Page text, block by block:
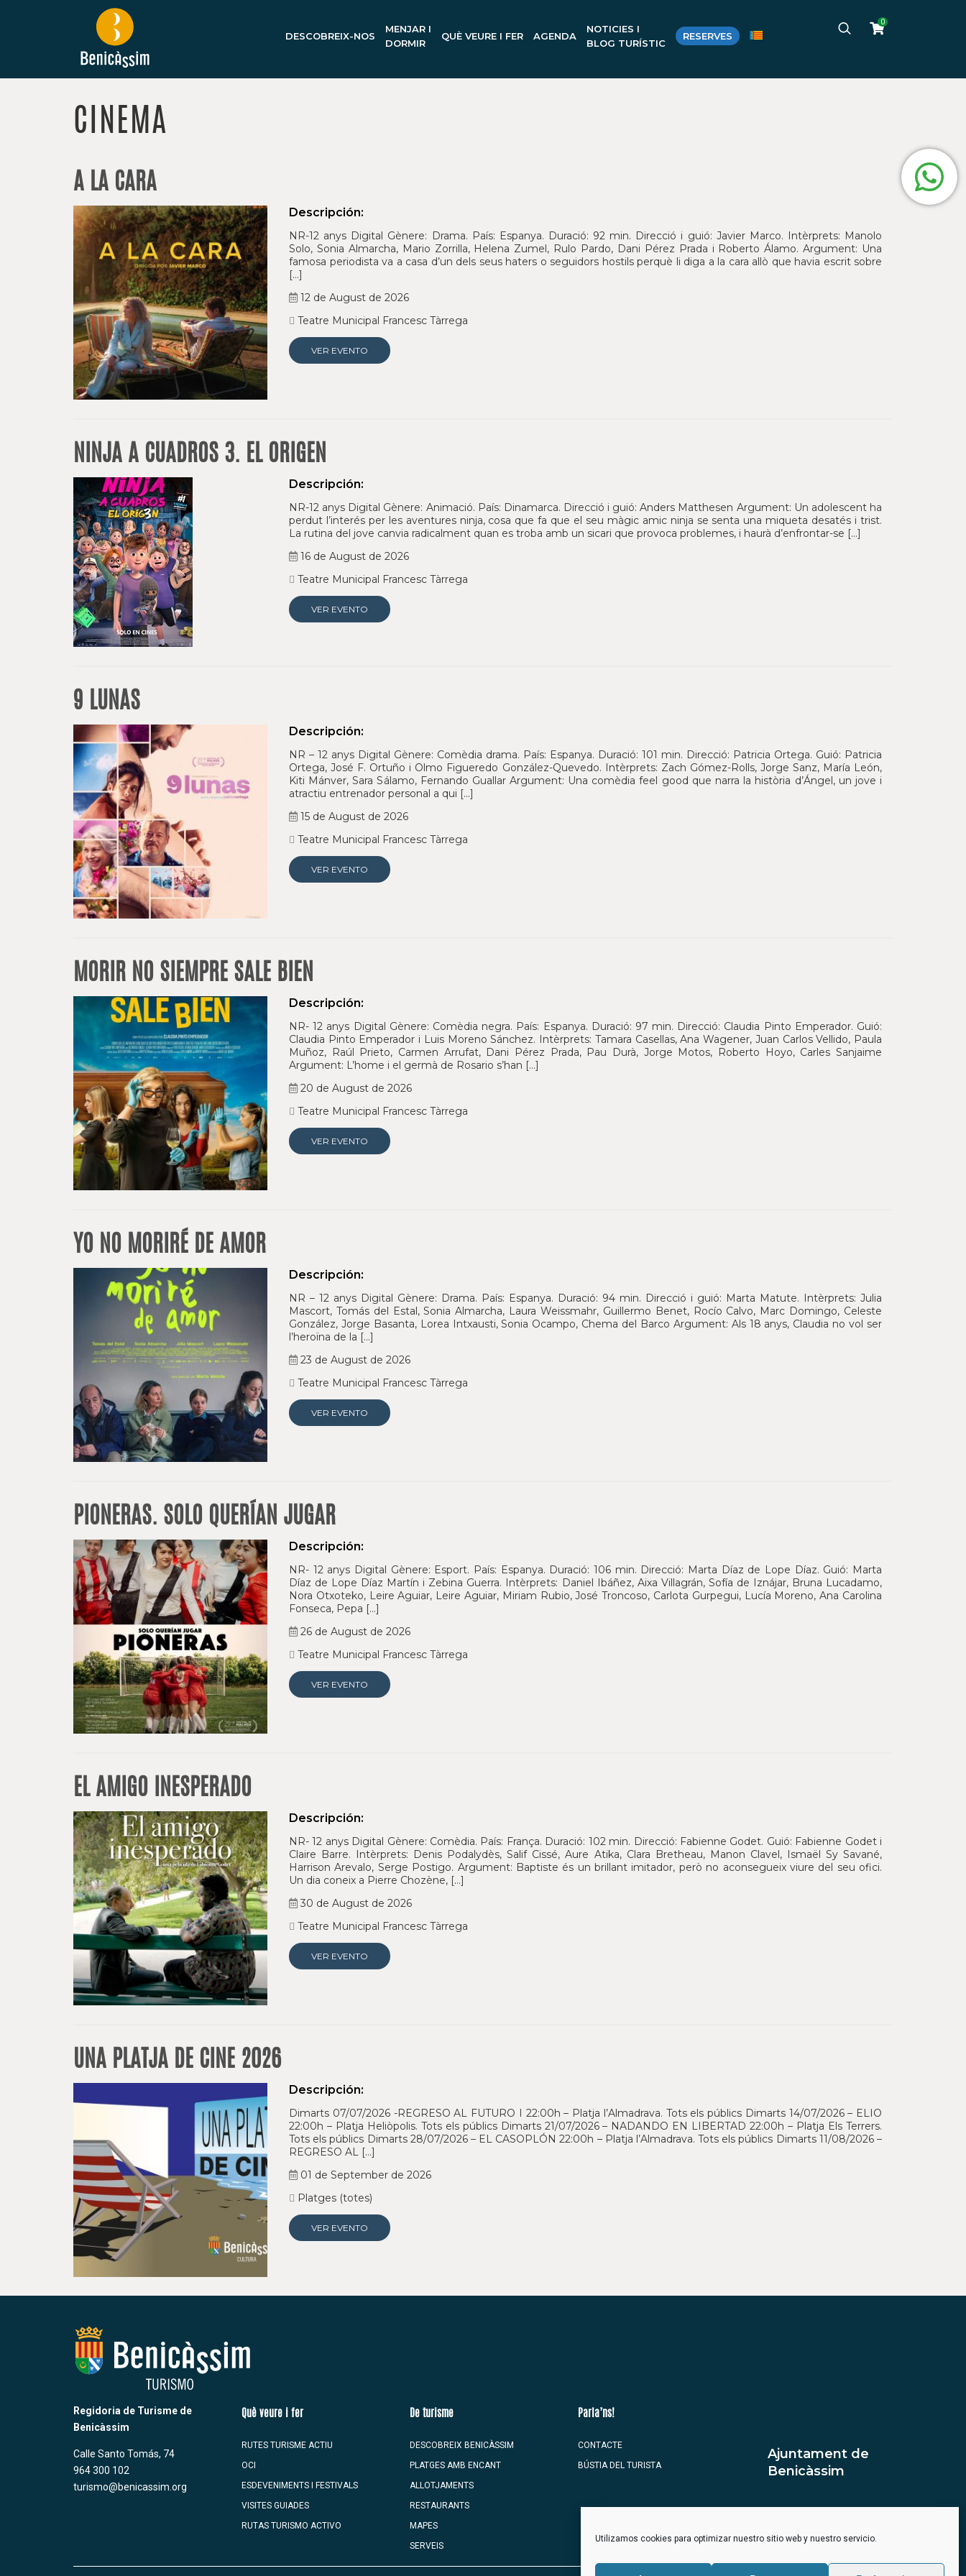
Utilizamos cookies para optimizar nuestro sitio web y nuestro servicio.
DESCOBREIX-NOS
MENJAR I
DORMIR
QUÈ VEURE I FER AGENDA
NOTICIES I
BLOG TURÍSTIC
RESERVES
0
CINEMA
A LA CARA
Descripción:
NR-12 anys Digital Gènere: Drama. País: Espanya. Duració: 92 min. Direcció i guió: Javier Marco. Intèrprets: Manolo
Solo, Sonia Almarcha, Mario Zorrilla, Helena Zumel, Rulo Pardo, Dani Pérez Prada i Roberto Álamo. Argument: Una
famosa periodista va a casa d’un dels seus haters o seguidors hostils perquè li diga a la cara allò que havia escrit sobre
[…]
12 de August de 2026
Teatre Municipal Francesc Tàrrega
VER EVENTO
NINJA A CUADROS 3. EL ORIGEN
Descripción:
NR-12 anys Digital Gènere: Animació. País: Dinamarca. Direcció i guió: Anders Matthesen Argument: Un adolescent ha
perdut l’interés per les aventures ninja, cosa que fa que el seu màgic amic ninja se senta una miqueta desatés i trist.
La rutina del jove canvia radicalment quan es troba amb un sicari que provoca problemes, i haurà d’enfrontar-se […]
16 de August de 2026
Teatre Municipal Francesc Tàrrega
VER EVENTO
9 LUNAS
Descripción:
NR – 12 anys Digital Gènere: Comèdia drama. País: Espanya. Duració: 101 min. Direcció: Patricia Ortega. Guió: Patricia
Ortega, José F. Ortuño i Olmo Figueredo González-Quevedo. Intèrprets: Zach Gómez-Rolls, Jorge Sanz, María León,
Kiti Mánver, Sara Sálamo, Fernando Guallar Argument: Una comèdia feel good que narra la història d’Ángel, un jove i
atractiu entrenador personal a qui […]
15 de August de 2026
Teatre Municipal Francesc Tàrrega
VER EVENTO
MORIR NO SIEMPRE SALE BIEN
Descripción:
NR- 12 anys Digital Gènere: Comèdia negra. País: Espanya. Duració: 97 min. Direcció: Claudia Pinto Emperador. Guió:
Claudia Pinto Emperador i Luis Moreno Sánchez. Intèrprets: Tamara Casellas, Ana Wagener, Juan Carlos Vellido, Paula
Muñoz, Raúl Prieto, Carmen Arrufat, Dani Pérez Prada, Pau Durà, Jorge Motos, Roberto Hoyo, Carles Sanjaime
Argument: L’home i el germà de Rosario s’han […]
20 de August de 2026
Teatre Municipal Francesc Tàrrega
VER EVENTO
YO NO MORIRÉ DE AMOR
Descripción:
NR – 12 anys Digital Gènere: Drama. País: Espanya. Duració: 94 min. Direcció i guió: Marta Matute. Intèrprets: Julia
Mascort, Tomás del Estal, Sonia Almarcha, Laura Weissmahr, Guillermo Benet, Rocío Calvo, Marc Domingo, Celeste
González, Jorge Basanta, Lorea Intxausti, Sonia Ocampo, Chema del Barco Argument: Als 18 anys, Claudia no vol ser
l’heroïna de la […]
23 de August de 2026
Teatre Municipal Francesc Tàrrega
VER EVENTO
PIONERAS. SOLO QUERÍAN JUGAR
Descripción:
NR- 12 anys Digital Gènere: Esport. País: Espanya. Duració: 106 min. Direcció: Marta Díaz de Lope Díaz. Guió: Marta
Díaz de Lope Díaz Martín i Zebina Guerra. Intèrprets: Daniel Ibáñez, Aixa Villagrán, Sofía de Iznájar, Bruna Lucadamo,
Nora Otxoteko, Leire Aguiar, Leire Aguiar, Miriam Rubio, José Troncoso, Carlota Gurpegui, Lucía Moreno, Ana Carolina
Fonseca, Pepa […]
26 de August de 2026
Teatre Municipal Francesc Tàrrega
VER EVENTO
EL AMIGO INESPERADO
Descripción:
NR- 12 anys Digital Gènere: Comèdia. País: França. Duració: 102 min. Direcció: Fabienne Godet. Guió: Fabienne Godet i
Claire Barre. Intèrprets: Denis Podalydès, Salif Cissé, Aure Atika, Clara Bretheau, Manon Clavel, Ismaël Sy Savané,
Harrison Arevalo, Serge Postigo. Argument: Baptiste és un brillant imitador, però no aconsegueix viure del seu ofici.
Un dia coneix a Pierre Chozène, […]
30 de August de 2026
Teatre Municipal Francesc Tàrrega
VER EVENTO
UNA PLATJA DE CINE 2026
Descripción:
Dimarts 07/07/2026 -REGRESO AL FUTURO I 22:00h – Platja l’Almadrava. Tots els públics Dimarts 14/07/2026 – ELIO
22:00h – Platja Heliòpolis. Tots els públics Dimarts 21/07/2026 – NADANDO EN LIBERTAD 22:00h – Platja Els Terrers.
Tots els públics Dimarts 28/07/2026 – EL CASOPLÓN 22:00h – Platja l’Almadrava. Tots els públics Dimarts 11/08/2026 –
REGRESO AL […]
01 de September de 2026
Platges (totes)
VER EVENTO
Regidoria de Turisme de
Benicàssim
Calle Santo Tomás, 74
964 300 102
turismo@benicassim.org
Què veure i fer
RUTES TURISME ACTIU
OCI
ESDEVENIMENTS I FESTIVALS
VISITES GUIADES
RUTAS TURISMO ACTIVO
De turisme
DESCOBREIX BENICÀSSIM
PLATGES AMB ENCANT
ALLOTJAMENTS
RESTAURANTS
MAPES
SERVEIS
Parla’ns!
CONTACTE
BÚSTIA DEL TURISTA
Ajuntament de
Benicàssim